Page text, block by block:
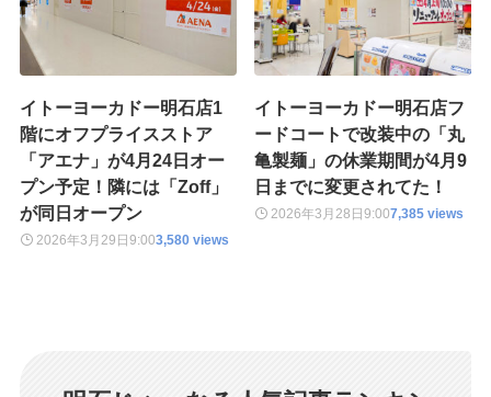
イトーヨーカドー明石店1
階にオフプライスストア
「アエナ」が4月24日オー
プン予定！隣には「Zoff」
が同日オープン
2026年3月29日 9:003,580 views
イトーヨーカドー明石店フ
ードコートで改装中の「丸
亀製麺」の休業期間が4月9
日までに変更されてた！
2026年3月28日9:007,385 views